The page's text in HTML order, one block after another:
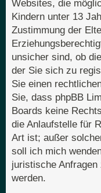
Websites, die
Kindern unter 13
Zustimmung der
unsicher sind, ob
der Sie sich zu
Sie einen
Sie, dass phpBB
Boards keine
die Anlaufstelle für
Art ist; außer
soll ich mich
juristische Anfragen
werden.